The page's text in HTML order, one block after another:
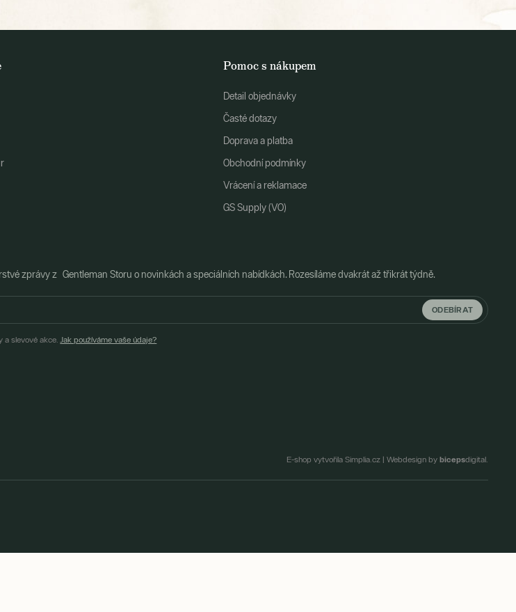
Pomoc s nákupem
Detail objednávky
Časté dotazy
Doprava a platba
Obchodní podmínky
Vrácení a reklamace
GS Supply (VO)
zprávy z Gentleman Storu o novinkách a speciálních nabídkách. Rozesíláme dvakrát až třikrát týdně.
ODEBÍRAT
a slevové akce.Jak používáme vaše údaje?
E-shop vytvořila Simplia.cz | Webdesign by bicepsdigital.